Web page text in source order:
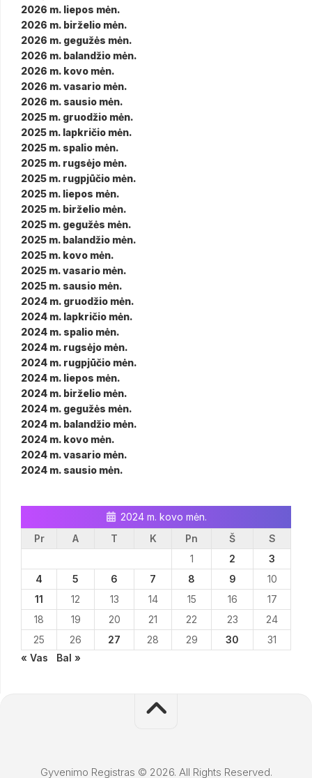
2026 m. liepos mėn.
2026 m. birželio mėn.
2026 m. gegužės mėn.
2026 m. balandžio mėn.
2026 m. kovo mėn.
2026 m. vasario mėn.
2026 m. sausio mėn.
2025 m. gruodžio mėn.
2025 m. lapkričio mėn.
2025 m. spalio mėn.
2025 m. rugsėjo mėn.
2025 m. rugpjūčio mėn.
2025 m. liepos mėn.
2025 m. birželio mėn.
2025 m. gegužės mėn.
2025 m. balandžio mėn.
2025 m. kovo mėn.
2025 m. vasario mėn.
2025 m. sausio mėn.
2024 m. gruodžio mėn.
2024 m. lapkričio mėn.
2024 m. spalio mėn.
2024 m. rugsėjo mėn.
2024 m. rugpjūčio mėn.
2024 m. liepos mėn.
2024 m. birželio mėn.
2024 m. gegužės mėn.
2024 m. balandžio mėn.
2024 m. kovo mėn.
2024 m. vasario mėn.
2024 m. sausio mėn.
2024 m. kovo mėn.
Pr
A T K Pn Š
S
1
2
3
4
5 6 7 8 9
10
11
12 13 14 15 16
17
18
19 20 21 22 23
24
25
26 27 28 29 30
31
« Vas
Bal »
Gyvenimo Registras © 2026. All Rights Reserved.